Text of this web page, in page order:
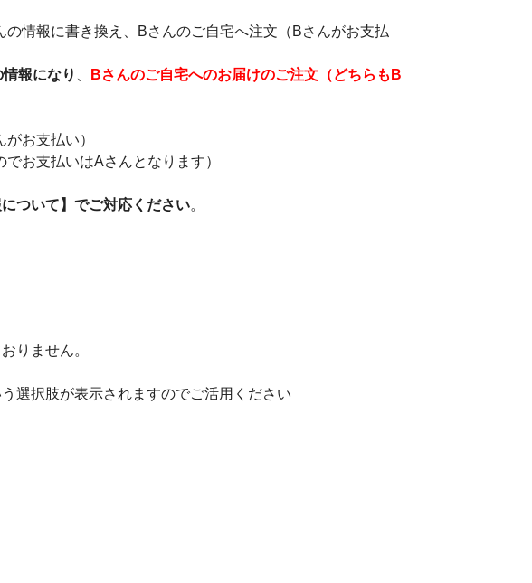
報に書き換え、Bさんのご自宅へ注文（Bさんがお支払
報になり
Bさんのご自宅へのお届けのご注文（どちらもB
お支払い）
お支払いはAさんとなります）
ついて】でご対応ください。
りません。
選択肢が表示されますのでご活用ください